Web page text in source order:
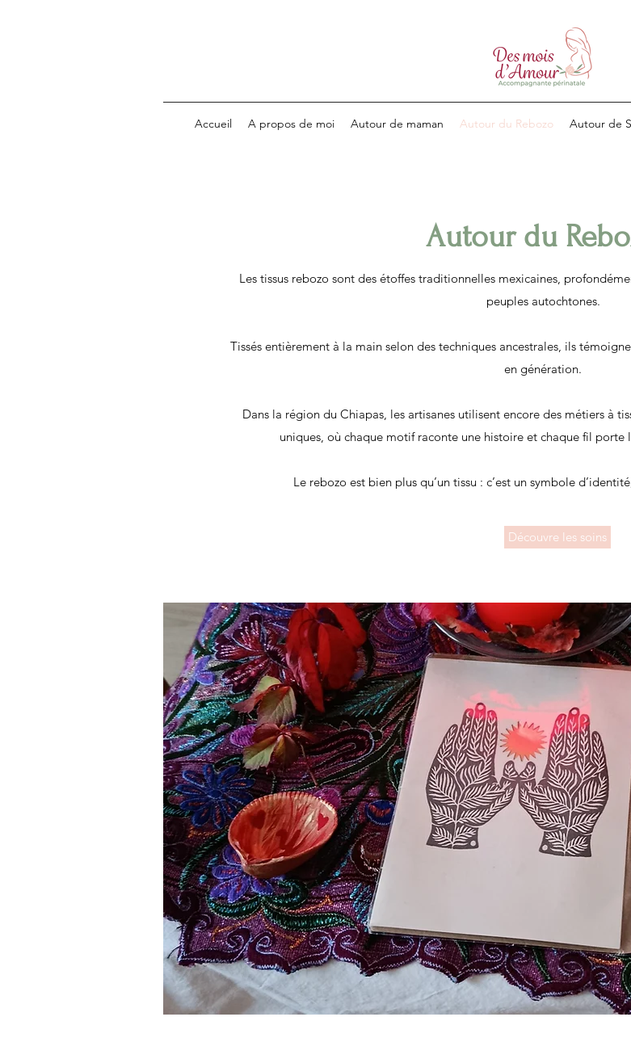
Accueil A propos de moi Autour de maman Autour du Rebozo Autour de
Autour du
Les tissus rebozo sont des étoffes traditionnelles mexicaines,
peuples autochtones.
Tissés entièrement à la main selon des techniques ancestrales, ils
en génération.
Dans la région du Chiapas, les artisanes utilisent encore des métiers à
uniques, où chaque motif raconte une histoire et chaque fil
Le rebozo est bien plus qu’un tissu : c’est un symbole
Découvre les soins